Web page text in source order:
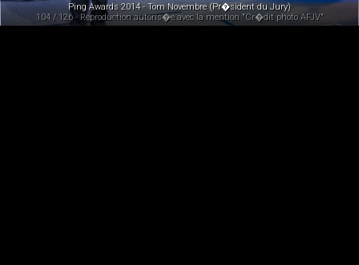
Ping Awards 2014 - Tom Novembre (Pr�sident du Jury)
104 / 126 - Reproduction autoris�e avec la mention "Cr�dit photo AFJV"